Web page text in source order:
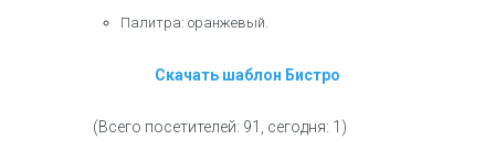
Палитра: оранжевый.
Скачать шаблон Бистро
(Всего посетителей: 91, сегодня: 1)